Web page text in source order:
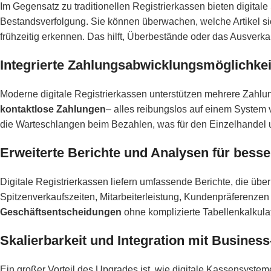
Im Gegensatz zu traditionellen Registrierkassen bieten
Bestandsverfolgung. Sie können überwachen, welche Artikel
frühzeitig erkennen. Das hilft, Überbestände oder das
Integrierte
Moderne digitale Registrierkassen unterstützen mehrere
kontaktlose Zahlungen– alles reibungslos auf einem
die Warteschlangen beim Bezahlen, was für den
Erweiterte Berichte und Analysen für
Digitale Registrierkassen liefern umfassende Berichte, die
Spitzenverkaufszeiten, Mitarbeiterleistung,
Geschäftsentscheidungen ohne komplizierte
Skalierbarkeit und Integration mit